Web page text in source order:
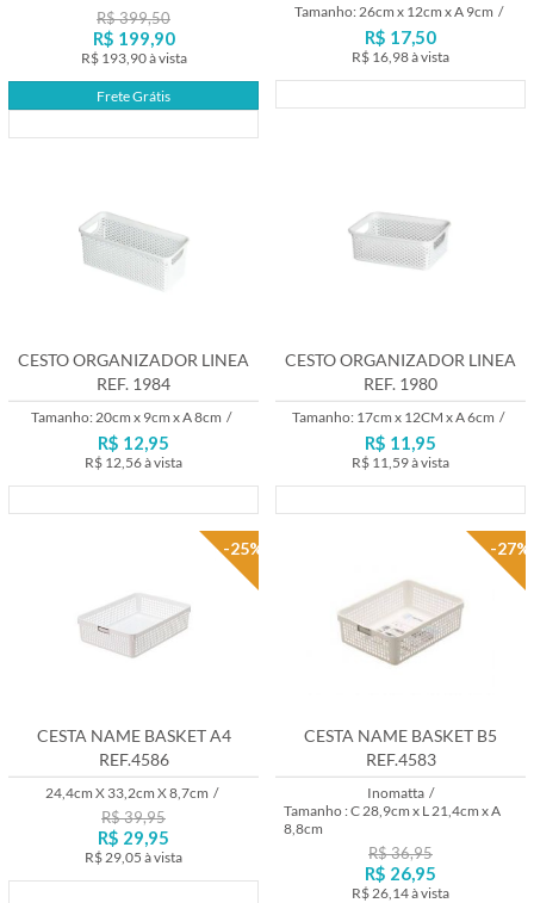
R$ 399,50
R$ 199,90
R$ 193,90à vista
Frete Grátis
Tamanho: 26cm x 12cm x A 9cm /
R$ 17,50
R$ 16,98à vista
CESTO ORGANIZADOR LINEA
REF. 1984
Tamanho: 20cm x 9cm x A 8cm /
R$ 12,95
R$ 12,56à vista
CESTO ORGANIZADOR LINEA
REF. 1980
Tamanho: 17cm x 12CM x A 6cm /
R$ 11,95
R$ 11,59à vista
-25%
CESTA NAME BASKET A4
REF.4586
24,4cm X 33,2cm X 8,7cm /
R$ 39,95
R$ 29,95
R$ 29,05 à vista
-27%
CESTA NAME BASKET B5
REF.4583
Inomatta /
Tamanho : C 28,9cm x L 21,4cm x A
8,8cm
R$ 36,95
R$ 26,95
R$ 26,14à vista